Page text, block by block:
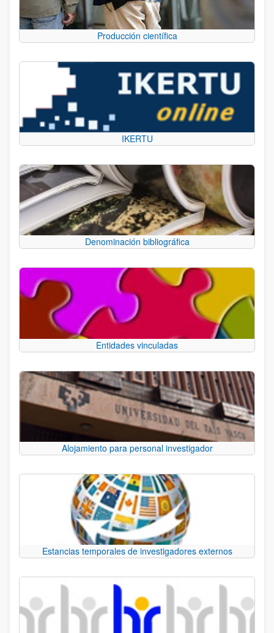
Producción científica
IKERTU
Denominación bibliográfica
Entidades vinculadas
Alojamiento para personal investigador
Estancias temporales de investigadores externos